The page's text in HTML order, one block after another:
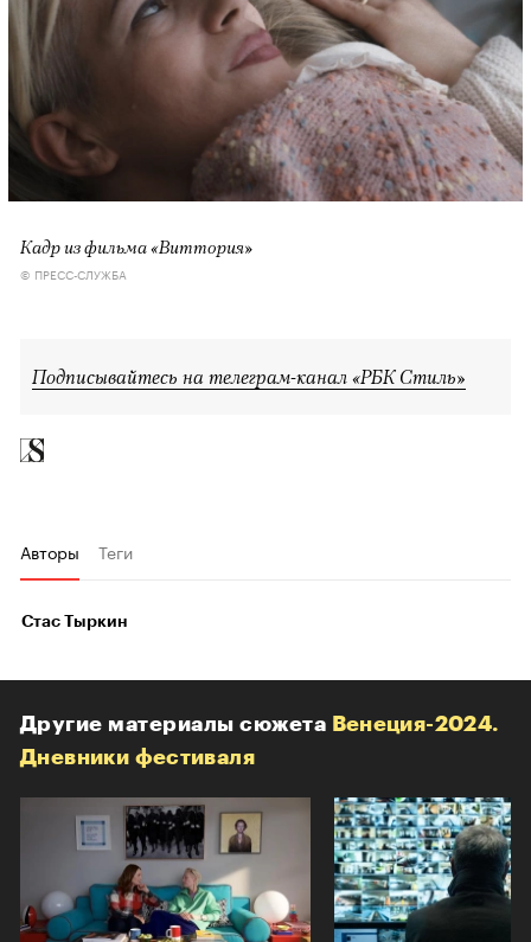
Кадр из фильма «Виттория»
© ПРЕСС-СЛУЖБА
Подписывайтесь на телеграм-канал «РБК Стиль»
Авторы Теги
Стас Тыркин
Другие материалы сюжета Венеция-2024.
Дневники фестиваля